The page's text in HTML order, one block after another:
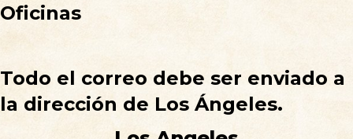
Oficinas
Todo el correo debe ser enviado a
la dirección de Los Ángeles.